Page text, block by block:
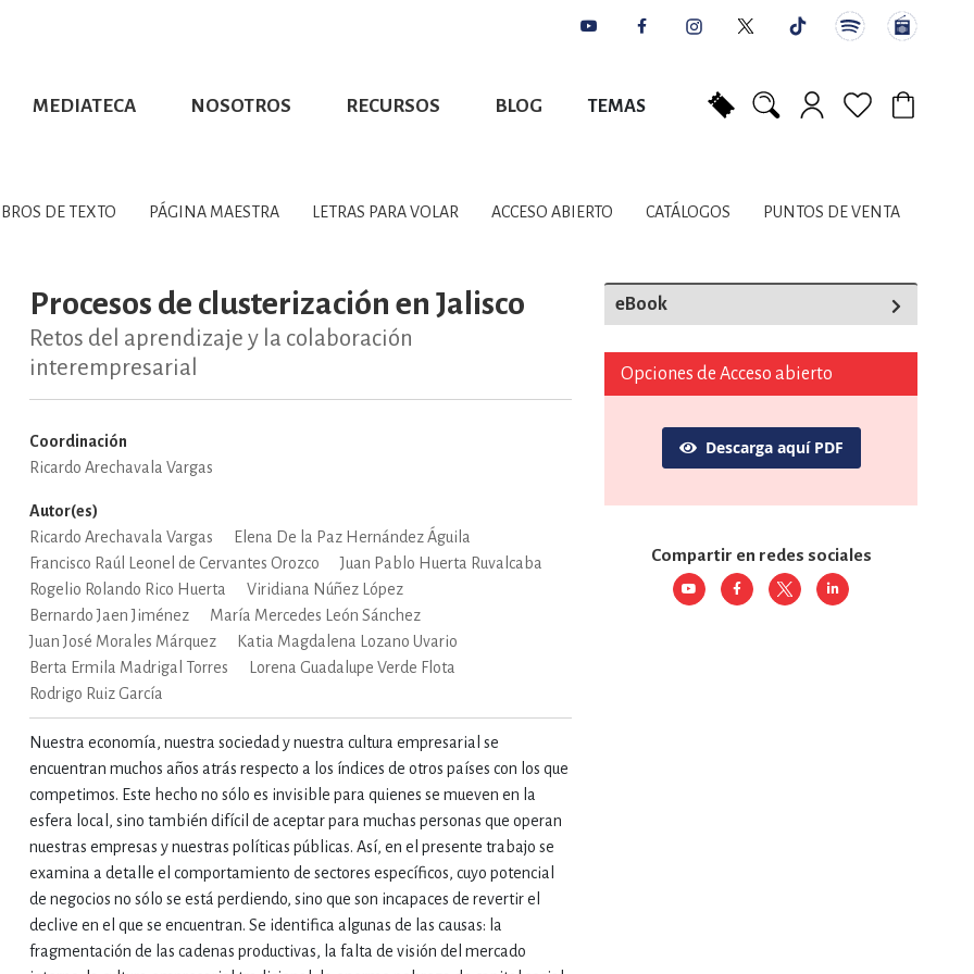
MEDIATECA NOSOTROS RECURSOS BLOG TEMAS
LITERATURA Y ESTUDIOS LITERARIOS
GEOGRAFÍA, MEDIOAMBIENTE, PLANIFICACIÓN
COMPUTACIÓN E INFORMÁTICA
Y MATERIAS INTERDISCIPLINARES
DE OCIO AL AIRE LIBRE DERECHO
FINANZAS, EMPRESA Y GESTIÓN
Y OCIO FICCIÓN Y TEMAS AFINES
RELIGIÓN HISTORIA Y ARQUEOLOGÍA
Y DIDÁCTICOS LENGUAJE Y LINGÜÍSTICA
DE TEXTO PÁGINA MAESTRA LETRAS PARA VOLAR ACCESO ABIERTO CATÁLOGOS PUNTOS DE VENTA
Procesos de clusterización en Jalisco
Retos del aprendizaje y la colaboración
interempresarial
Coordinación
Ricardo Arechavala Vargas
Autor(es)
Ricardo Arechavala Vargas
Elena De la Paz Hernández Águila
Francisco Raúl Leonel de Cervantes Orozco
Juan Pablo Huerta Ruvalcaba
Rogelio Rolando Rico Huerta
Viridiana Núñez López
Bernardo Jaen Jiménez
María Mercedes León Sánchez
Juan José Morales Márquez
Katia Magdalena Lozano Uvario
Berta Ermila Madrigal Torres
Lorena Guadalupe Verde Flota
Rodrigo Ruiz García
Nuestra economía, nuestra sociedad y nuestra cultura empresarial se
encuentran muchos años atrás respecto a los índices de otros países con los que
competimos. Este hecho no sólo es invisible para quienes se mueven en la
esfera local, sino también difícil de aceptar para muchas personas que operan
nuestras empresas y nuestras políticas públicas. Así, en el presente trabajo se
examina a detalle el comportamiento de sectores específicos, cuyo potencial
de negocios no sólo se está perdiendo, sino que son incapaces de revertir el
declive en el que se encuentran. Se identifica algunas de las causas: la
fragmentación de las cadenas productivas, la falta de visión del mercado
eBook
Opciones de Acceso abierto
Descarga aquí PDF
Compartir en redes sociales